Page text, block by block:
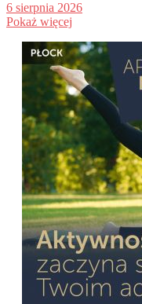
6 sierpnia 2026
Pokaż więcej